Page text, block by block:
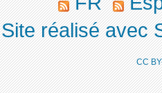
Site réalisé avec
CC